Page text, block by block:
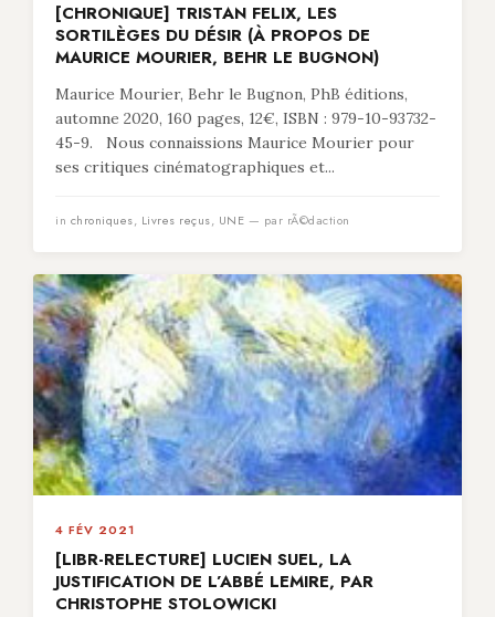
[CHRONIQUE] TRISTAN FELIX, LES
SORTILÈGES DU DÉSIR (À PROPOS DE
MAURICE MOURIER, BEHR LE BUGNON)
Maurice Mourier, Behr le Bugnon, PhB éditions,
automne 2020, 160 pages, 12€, ISBN : 979-10-93732-
45-9. Nous connaissions Maurice Mourier pour
ses critiques cinématographiques et...
in chroniques, Livres reçus, UNE — par rÃ©daction
4 FÉV 2021
[LIBR-RELECTURE] LUCIEN SUEL, LA
JUSTIFICATION DE L’ABBÉ LEMIRE, PAR
CHRISTOPHE STOLOWICKI